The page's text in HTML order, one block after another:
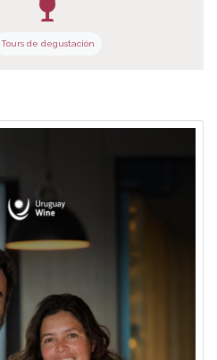
Tours de degustación